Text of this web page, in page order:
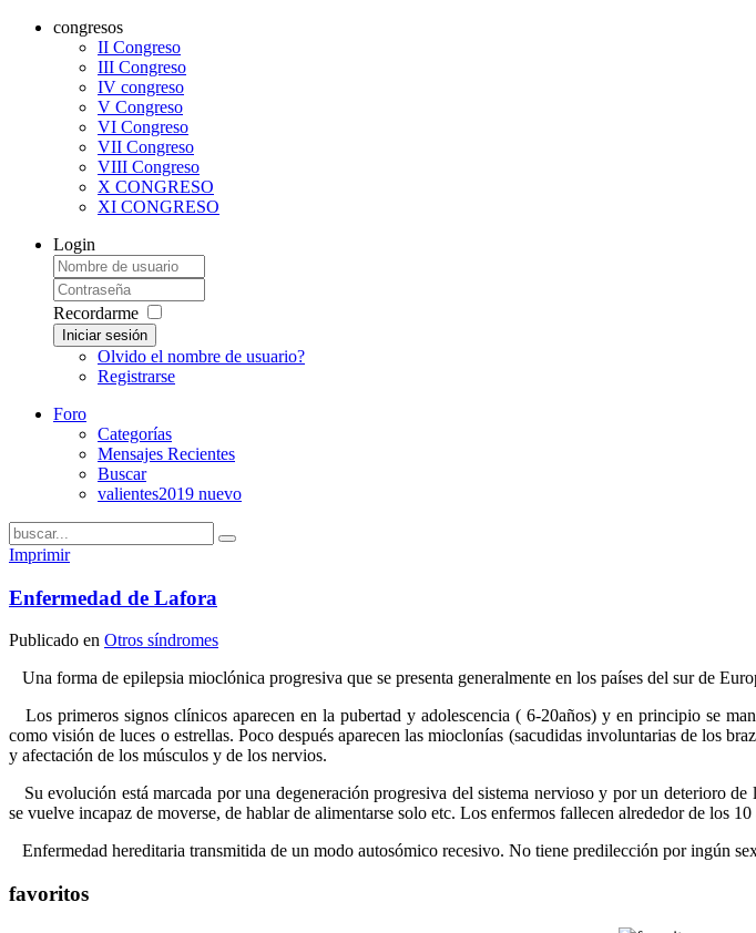
congresos
II Congreso
III Congreso
IV congreso
V Congreso
VI Congreso
VII Congreso
VIII Congreso
X CONGRESO
XI CONGRESO
Login
Recordarme
Iniciar sesión
Olvido el nombre de usuario?
Registrarse
Foro
Categorías
Mensajes Recientes
Buscar
valientes2019 nuevo
Imprimir
Enfermedad de Lafora
Publicado en Otros síndromes
Una forma de epilepsia mioclónica progresiva que se presenta generalmente en los países del sur de
Los primeros signos clínicos aparecen en la pubertad y adolescencia ( 6-20años) y en principio se
como visión de luces o estrellas. Poco después aparecen las mioclonías (sacudidas involuntarias de los
y afectación de los músculos y de los nervios.
Su evolución está marcada por una degeneración progresiva del sistema nervioso y por un deterioro
se vuelve incapaz de moverse, de hablar de alimentarse solo etc. Los enfermos fallecen alrededor de los
Enfermedad hereditaria transmitida de un modo autosómico recesivo. No tiene predilección por ingún
favoritos